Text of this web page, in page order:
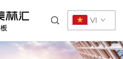
VI